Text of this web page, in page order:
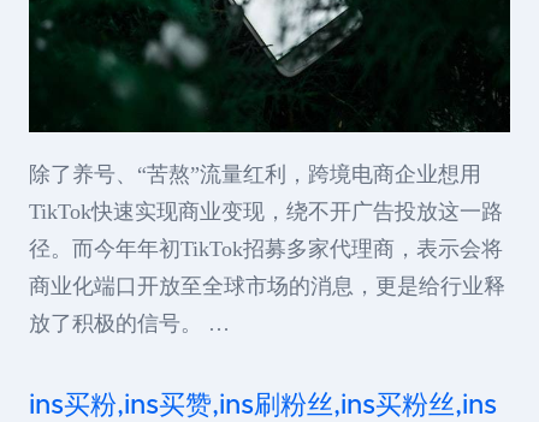
除了养号、“苦熬”流量红利，跨境电商企业想用
TikTok快速实现商业变现，绕不开广告投放这一路
径。而今年年初TikTok招募多家代理商，表示会将
商业化端口开放至全球市场的消息，更是给行业释
放了积极的信号。 …
ins买粉,ins买赞,ins刷粉丝,ins买粉丝,ins